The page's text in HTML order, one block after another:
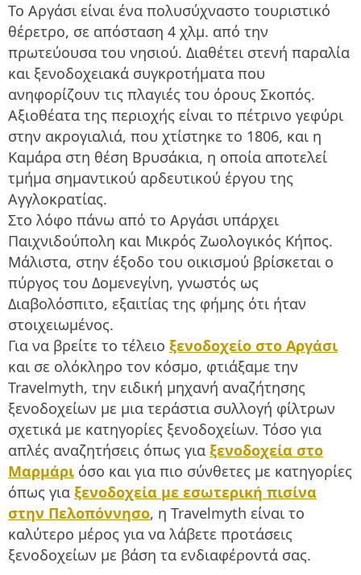
Το Αργάσι είναι ένα πολυσύχναστο τουριστικό
θέρετρο, σε απόσταση 4 χλμ. από την
πρωτεύουσα του νησιού. Διαθέτει στενή παραλία
και ξενοδοχειακά συγκροτήματα που
ανηφορίζουν τις πλαγιές του όρους Σκοπός.
Αξιοθέατα της περιοχής είναι το πέτρινο γεφύρι
στην ακρογιαλιά, που χτίστηκε το 1806, και η
Καμάρα στη θέση Βρυσάκια, η οποία αποτελεί
τμήμα σημαντικού αρδευτικού έργου της
Αγγλοκρατίας.
Στο λόφο πάνω από το Αργάσι υπάρχει
Παιχνιδούπολη και Μικρός Ζωολογικός Κήπος.
Μάλιστα, στην έξοδο του οικισμού βρίσκεται ο
πύργος του Δομενεγίνη, γνωστός ως
Διαβολόσπιτο, εξαιτίας της φήμης ότι ήταν
στοιχειωμένος.
Για να βρείτε το τέλειο ξενοδοχείο στο Αργάσι
και σε ολόκληρο τον κόσμο, φτιάξαμε την
Travelmyth, την ειδική μηχανή αναζήτησης
ξενοδοχείων με μια τεράστια συλλογή φίλτρων
σχετικά με κατηγορίες ξενοδοχείων. Τόσο για
απλές αναζητήσεις όπως για ξενοδοχεία στο
Μαρμάρι όσο και για πιο σύνθετες με κατηγορίες
όπως για ξενοδοχεία με εσωτερική πισίνα
στην Πελοπόννησο, η Travelmyth είναι το
καλύτερο μέρος για να λάβετε προτάσεις
ξενοδοχείων με βάση τα ενδιαφέροντά σας.